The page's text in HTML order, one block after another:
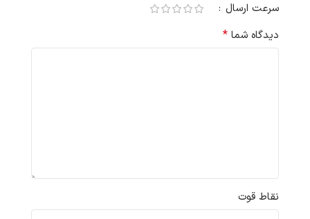
سرعت ارسال
دیدگاه شما *
نقاط قوت